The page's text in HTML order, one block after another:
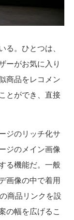
。ひとつは、
ーがお気に入り
商品をレコメン
とができ、直接
ジのリッチ化サ
ジのメイン画像
る機能だ。一般
画像の中で着用
商品リンクを設
の幅を広げるこ